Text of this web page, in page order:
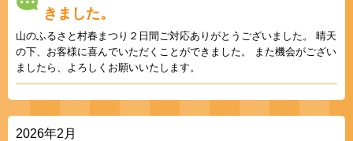
きました。
山のふるさと村春まつり２日間ご対応ありがとうございました。 晴天
の下、お客様に喜んでいただくことができました。 また機会がござい
ましたら、よろしくお願いいたします。
2026年2月